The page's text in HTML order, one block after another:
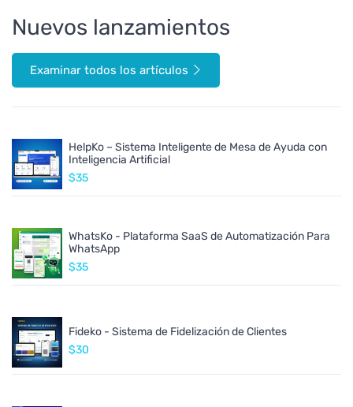
Nuevos lanzamientos
Examinar todos los artículos
HelpKo – Sistema Inteligente de Mesa de Ayuda con
Inteligencia Artificial
$35
WhatsKo - Plataforma SaaS de Automatización Para
WhatsApp
$35
Fideko - Sistema de Fidelización de Clientes
$30